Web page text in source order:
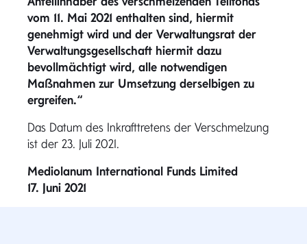
vom 11. Mai 2021 enthalten sind, hiermit
genehmigt wird und der Verwaltungsrat der
Verwaltungsgesellschaft hiermit dazu
bevollmächtigt wird, alle notwendigen
Maßnahmen zur Umsetzung derselbigen zu
ergreifen.“
Das Datum des Inkrafttretens der Verschmelzung
ist der 23. Juli 2021.
Mediolanum International Funds Limited
17. Juni 2021